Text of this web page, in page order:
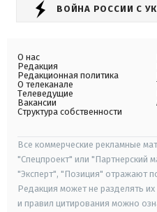
ВОЙНА РОССИИ С
О нас
Редакция
Редакционная политика
О телеканале
Телеведущие
Вакансии
Структура собственности
Все коммерческие рекламные
"Спецпроект" или "Партнерский
"Эксперт", "Позиция" отражают
Редакция может не разделять
и правил цитирования можно